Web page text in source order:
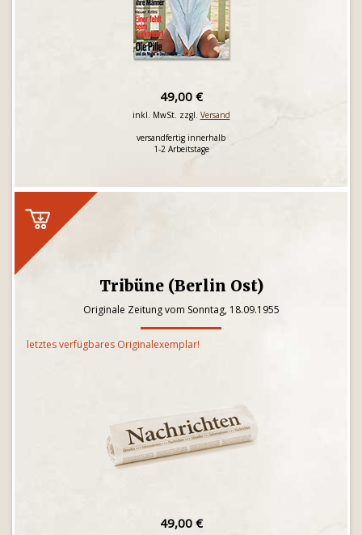
49,00 €
inkl. MwSt. zzgl. Versand
versandfertig innerhalb
1-2 Arbeitstage
Tribüne (Berlin Ost)
Originale Zeitung vom Sonntag, 18.09.1955
letztes verfügbares Originalexemplar!
49,00 €